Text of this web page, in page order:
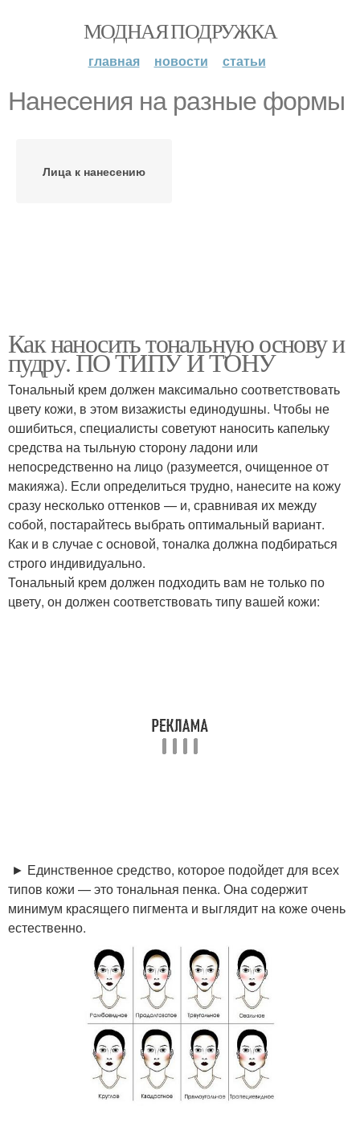
МОДНАЯ ПОДРУЖКА
главная новости статьи
Нанесения на разные формы
Лица к нанесению
Как наносить тональную основу и
пудру. ПО ТИПУ И ТОНУ
Тональный крем должен максимально соответствовать
цвету кожи, в этом визажисты единодушны. Чтобы не
ошибиться, специалисты советуют наносить капельку
средства на тыльную сторону ладони или
непосредственно на лицо (разумеется, очищенное от
макияжа). Если определиться трудно, нанесите на кожу
сразу несколько оттенков — и, сравнивая их между
собой, постарайтесь выбрать оптимальный вариант.
Как и в случае с основой, тоналка должна подбираться
строго индивидуально.
Тональный крем должен подходить вам не только по
цвету, он должен соответствовать типу вашей кожи:
► Единственное средство, которое подойдет для всех
типов кожи — это тональная пенка. Она содержит
минимум красящего пигмента и выглядит на коже очень
естественно.